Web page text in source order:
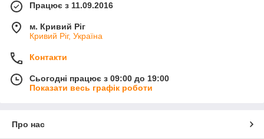
Працює з 11.09.2016
м. Кривий Ріг
Кривий Ріг, Україна
Контакти
Сьогодні працює з 09:00 до 19:00
Показати весь графік роботи
Про нас